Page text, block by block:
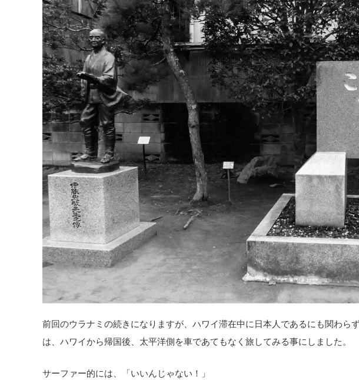
前回のウラナミの続きになりますが、ハワイ滞在中に日本人であるにも関わら
は、ハワイから帰国後、太平洋側を車であてもなく旅してみる事にしました。
サーファー的には、「いいんじゃない！」